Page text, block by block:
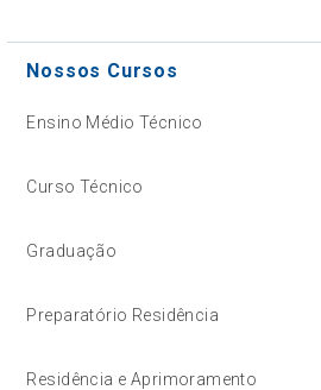
Nossos Cursos
Ensino Médio Técnico
Curso Técnico
Graduação
Preparatório Residência
Residência e Aprimoramento